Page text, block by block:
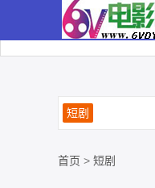
短剧
首页 > 短剧